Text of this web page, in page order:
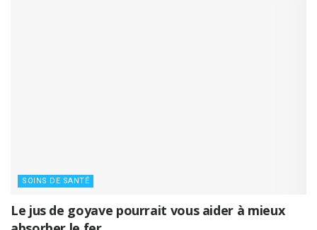
SOINS DE SANTÉ
Le jus de goyave pourrait vous aider à mieux